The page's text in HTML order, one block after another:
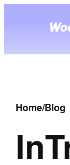
Home/Blog
In